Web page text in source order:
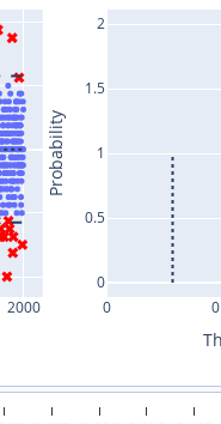
2000 0
0
0.5
1
1.5
2
Probability